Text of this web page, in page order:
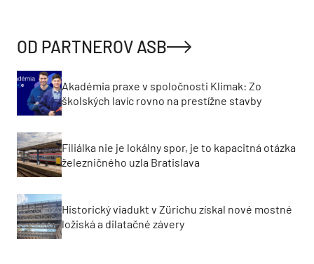
OD PARTNEROV ASB
Akadémia praxe v spoločnosti Klimak: Zo
školských lavíc rovno na prestížne stavby
Filiálka nie je lokálny spor, je to kapacitná otázka
železničného uzla Bratislava
Historický viadukt v Zürichu získal nové mostné
ložiská a dilatačné závery